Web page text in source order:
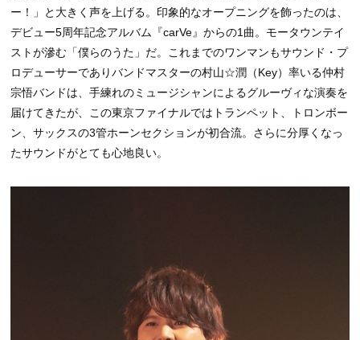
ー！」と大きく声を上げる。印象的なオープニングを飾ったのは、
デビュー5周年記念アルバム『carVe』からの1曲。モータウンテイ
ストが滲む「僕らのうた」だ。これまでのワンマンもサウンド・プ
ロデューサーでありバンドマスターの村山☆潤（Key）率いる仲村
宗悟バンドは、手練れのミュージシャンによるグルーヴィな演奏を
届けてきたが、この東京ファイナルではトランペット、トロンボー
ン、サックスの3管ホーンセクションが初合流。さらに分厚くなっ
たサウンドがとても心地良い。